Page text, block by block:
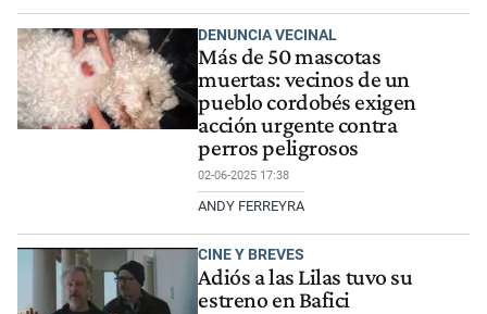
DENUNCIA VECINAL
Más de 50 mascotas
muertas: vecinos de un
pueblo cordobés exigen
acción urgente contra
perros peligrosos
02-06-2025 17:38
ANDY FERREYRA
CINE Y BREVES
Adiós a las Lilas tuvo su
estreno en Bafici